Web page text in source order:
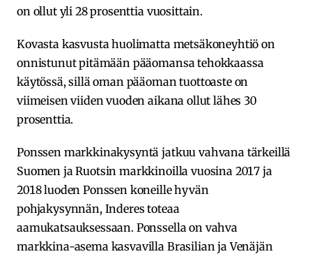
on ollut yli 28 prosenttia vuosittain.
Kovasta kasvusta huolimatta metsäkoneyhtiö on
onnistunut pitämään pääomansa tehokkaassa
käytössä, sillä oman pääoman tuottoaste on
viimeisen viiden vuoden aikana ollut lähes 30
prosenttia.
Ponssen markkinakysyntä jatkuu vahvana tärkeillä
Suomen ja Ruotsin markkinoilla vuosina 2017 ja
2018 luoden Ponssen koneille hyvän
pohjakysynnän, Inderes toteaa
aamukatsauksessaan. Ponssella on vahva
markkina-asema kasvavilla Brasilian ja Venäjän